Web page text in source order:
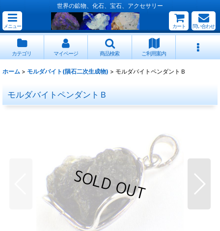
世界の鉱物、化石、宝石、アクセサリー
メニュー カート 問い合わせ
カテゴリ マイページ 商品検索 ご利用案内
ホーム > モルダバイト(隕石二次生成物) > モルダバイトペンダントＢ
モルダバイトペンダントＢ